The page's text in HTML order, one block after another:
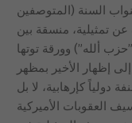
السنة (المتوصفين
تمثيلية، منسقة بين
ألله”) وورقة توتها
إظهار الأخير بمظهر
دولياً كإرهابية، لا بل
العقوبات الأميركية